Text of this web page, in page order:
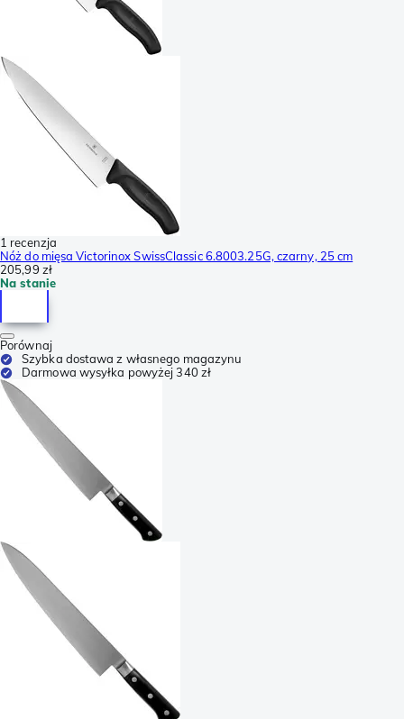
1 recenzja
Nóż do mięsa Victorinox SwissClassic 6.8003.25G, czarny, 25 cm
205,99 zł
Na stanie
Porównaj
Szybka dostawa z własnego magazynu
Darmowa wysyłka powyżej 340 zł